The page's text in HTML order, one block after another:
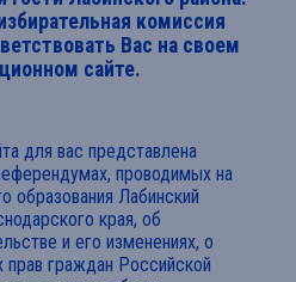
комиссия
Вас на своем
сайте.
для вас представлена
проводимых на
образования Лабинский
края, об
и его изменениях, о
прав граждан Российской